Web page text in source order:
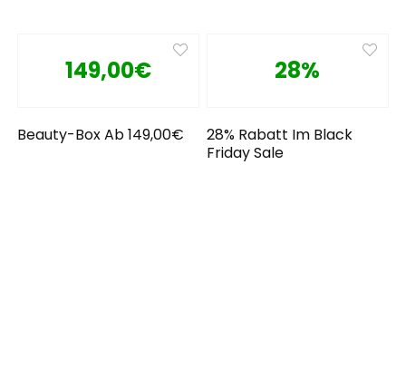
149,00€
Beauty-Box Ab 149,00€
28%
28% Rabatt Im Black
Friday Sale